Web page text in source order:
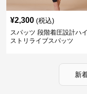
¥2,300 (税込)
スパッツ 段階着圧設計ハ
ストリライブスパッツ
新